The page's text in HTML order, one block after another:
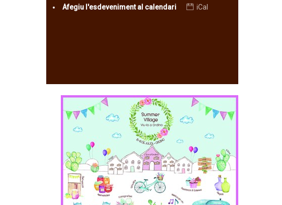
Afegiu l'esdeveniment al calendari
iCal